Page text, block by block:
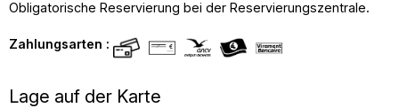
Obligatorische Reservierung bei der Reservierungszentrale.
Zahlungsarten :
Lage auf der Karte